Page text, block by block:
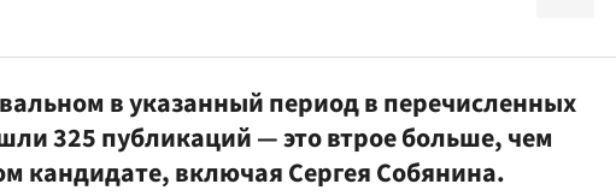
в указанный период в перечисленных
325 публикаций — это втрое больше, чем
кандидате, включая Сергея Собянина.